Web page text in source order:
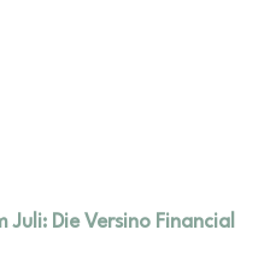
Die Versino Financial